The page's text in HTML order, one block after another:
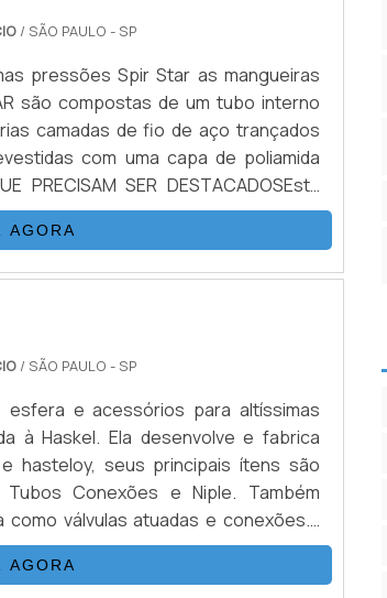
/ SÃO PAULO - SP
pressões Spir Star as mangueiras
são compostas de um tubo interno
camadas de fio de aço trançados
com uma capa de poliamida
PRECISAM SER DESTACADOSEsta
único de trançagem reforçada,
possui as seguintes propriedades:
AGORA
/ SÃO PAULO - SP
e acessórios para altíssimas
à Haskel. Ela desenvolve e fabrica
hasteloy, seus principais ítens são
Tubos Conexões e Niple. Também
válvulas atuadas e conexões.É
VANTAGENS EM CONTAR COM O
são sistemas hidráulicos,
AGORA